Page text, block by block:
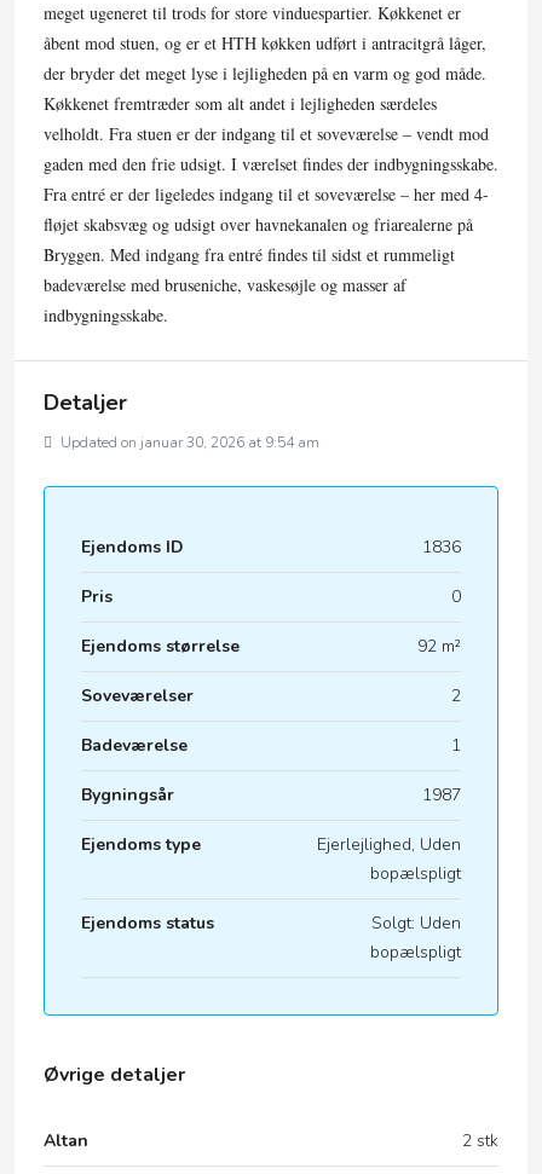
meget ugeneret til trods for store vinduespartier. Køkkenet er
åbent mod stuen, og er et HTH køkken udført i antracitgrå låger,
der bryder det meget lyse i lejligheden på en varm og god måde.
Køkkenet fremtræder som alt andet i lejligheden særdeles
velholdt. Fra stuen er der indgang til et soveværelse – vendt mod
gaden med den frie udsigt. I værelset findes der indbygningsskabe.
Fra entré er der ligeledes indgang til et soveværelse – her med 4-
fløjet skabsvæg og udsigt over havnekanalen og friarealerne på
Bryggen. Med indgang fra entré findes til sidst et rummeligt
badeværelse med bruseniche, vaskesøjle og masser af
indbygningsskabe.
Detaljer
Updated on januar 30, 2026 at 9:54 am
Ejendoms ID 1836
Pris 0
Ejendoms størrelse 92 m²
Soveværelser 2
Badeværelse 1
Bygningsår 1987
Ejendoms type
Ejerlejlighed, Uden
bopælspligt
Ejendoms status
Solgt: Uden
bopælspligt
Øvrige detaljer
Altan 2 stk